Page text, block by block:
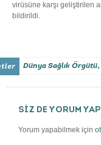
virüsüne karşı geliştirilen
bildirildi.
Dünya Sağlık Örgütü,
SİZ DE YORUM
Yorum yapabilmek için